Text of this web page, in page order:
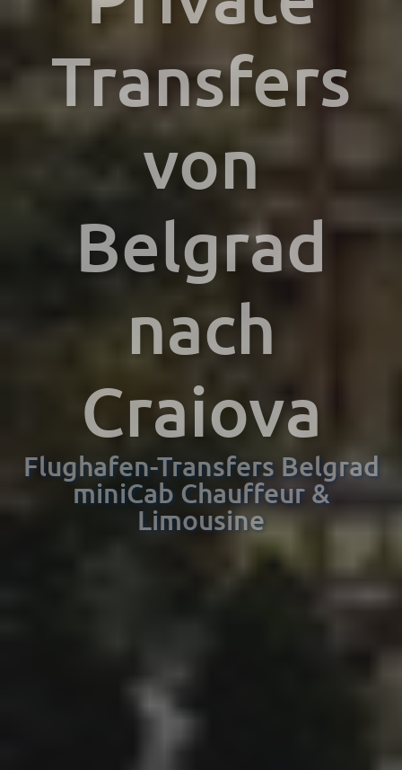
Transfers
von
Belgrad
nach
Craiova
Flughafen-Transfers Belgrad
miniCab Chauffeur &
Limousine